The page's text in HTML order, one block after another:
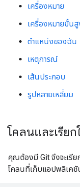
เครื่องหมาย
เครื่องหมายขั้นสู
ตำแหน่งของฉัน
เหตุการณ์
เส้นประกอบ
รูปหลายเหลี่ยม
โคลนและเรียก
คุณต้องมี Git จึงจะเรีย
โคลนที่เก็บแอปพลิเคชั